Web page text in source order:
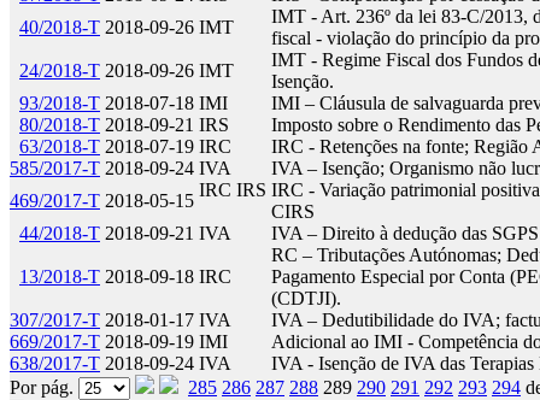
40/2018-T 2018-09-26 IMT
IMT - Art. 236º da lei 83-C/2013,
fiscal - violação do princípio da
24/2018-T 2018-09-26 IMT
IMT - Regime Fiscal dos Fundos
Isenção.
93/2018-T 2018-07-18 IMI
IMI – Cláusula de salvaguarda
80/2018-T 2018-09-21 IRS
Imposto sobre o Rendimento das
63/2018-T 2018-07-19 IRC
IRC - Retenções na fonte;
585/2017-T 2018-09-24 IVA
IVA – Isenção; Organismo não
469/2017-T 2018-05-15
IRC IRS IRC - Variação patrimonial
CIRS
44/2018-T 2018-09-21 IVA IVA – Direito à dedução das
13/2018-T 2018-09-18 IRC
RC – Tributações Autónomas;
Pagamento Especial por Conta
(CDTJI).
307/2017-T 2018-01-17 IVA
IVA – Dedutibilidade do IVA;
669/2017-T 2018-09-19 IMI
Adicional ao IMI - Competência
638/2017-T 2018-09-24 IVA
IVA - Isenção de IVA das
Por pág.
285 286 287 288 289 290 291 292 293 294